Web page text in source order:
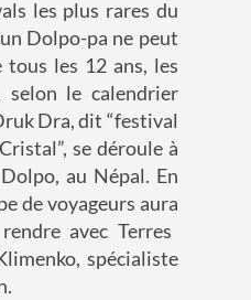
les plus rares du
Dolpo-pa ne peut
tous les 12 ans, les
selon le calendrier
Dra, dit “festival
, se dérouleà
Dolpo, au Népal. En
de voyageurs aura
avec Terres
, spécialiste